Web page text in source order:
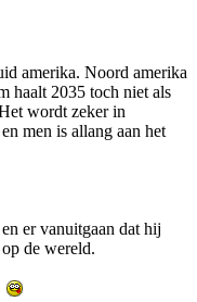
amerika. Noord amerika
haalt 2035 toch niet als
wordt zeker in
men is allang aan het
er vanuitgaan dat hij
de wereld.